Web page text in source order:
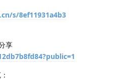
s/8ef11931a4b3
享